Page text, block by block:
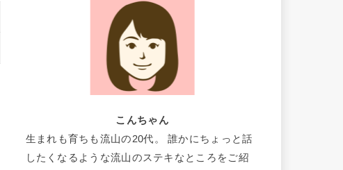
こんちゃん
生まれも育ちも流山の20代。 誰かにちょっと話
したくなるような流山のステキなところをご紹